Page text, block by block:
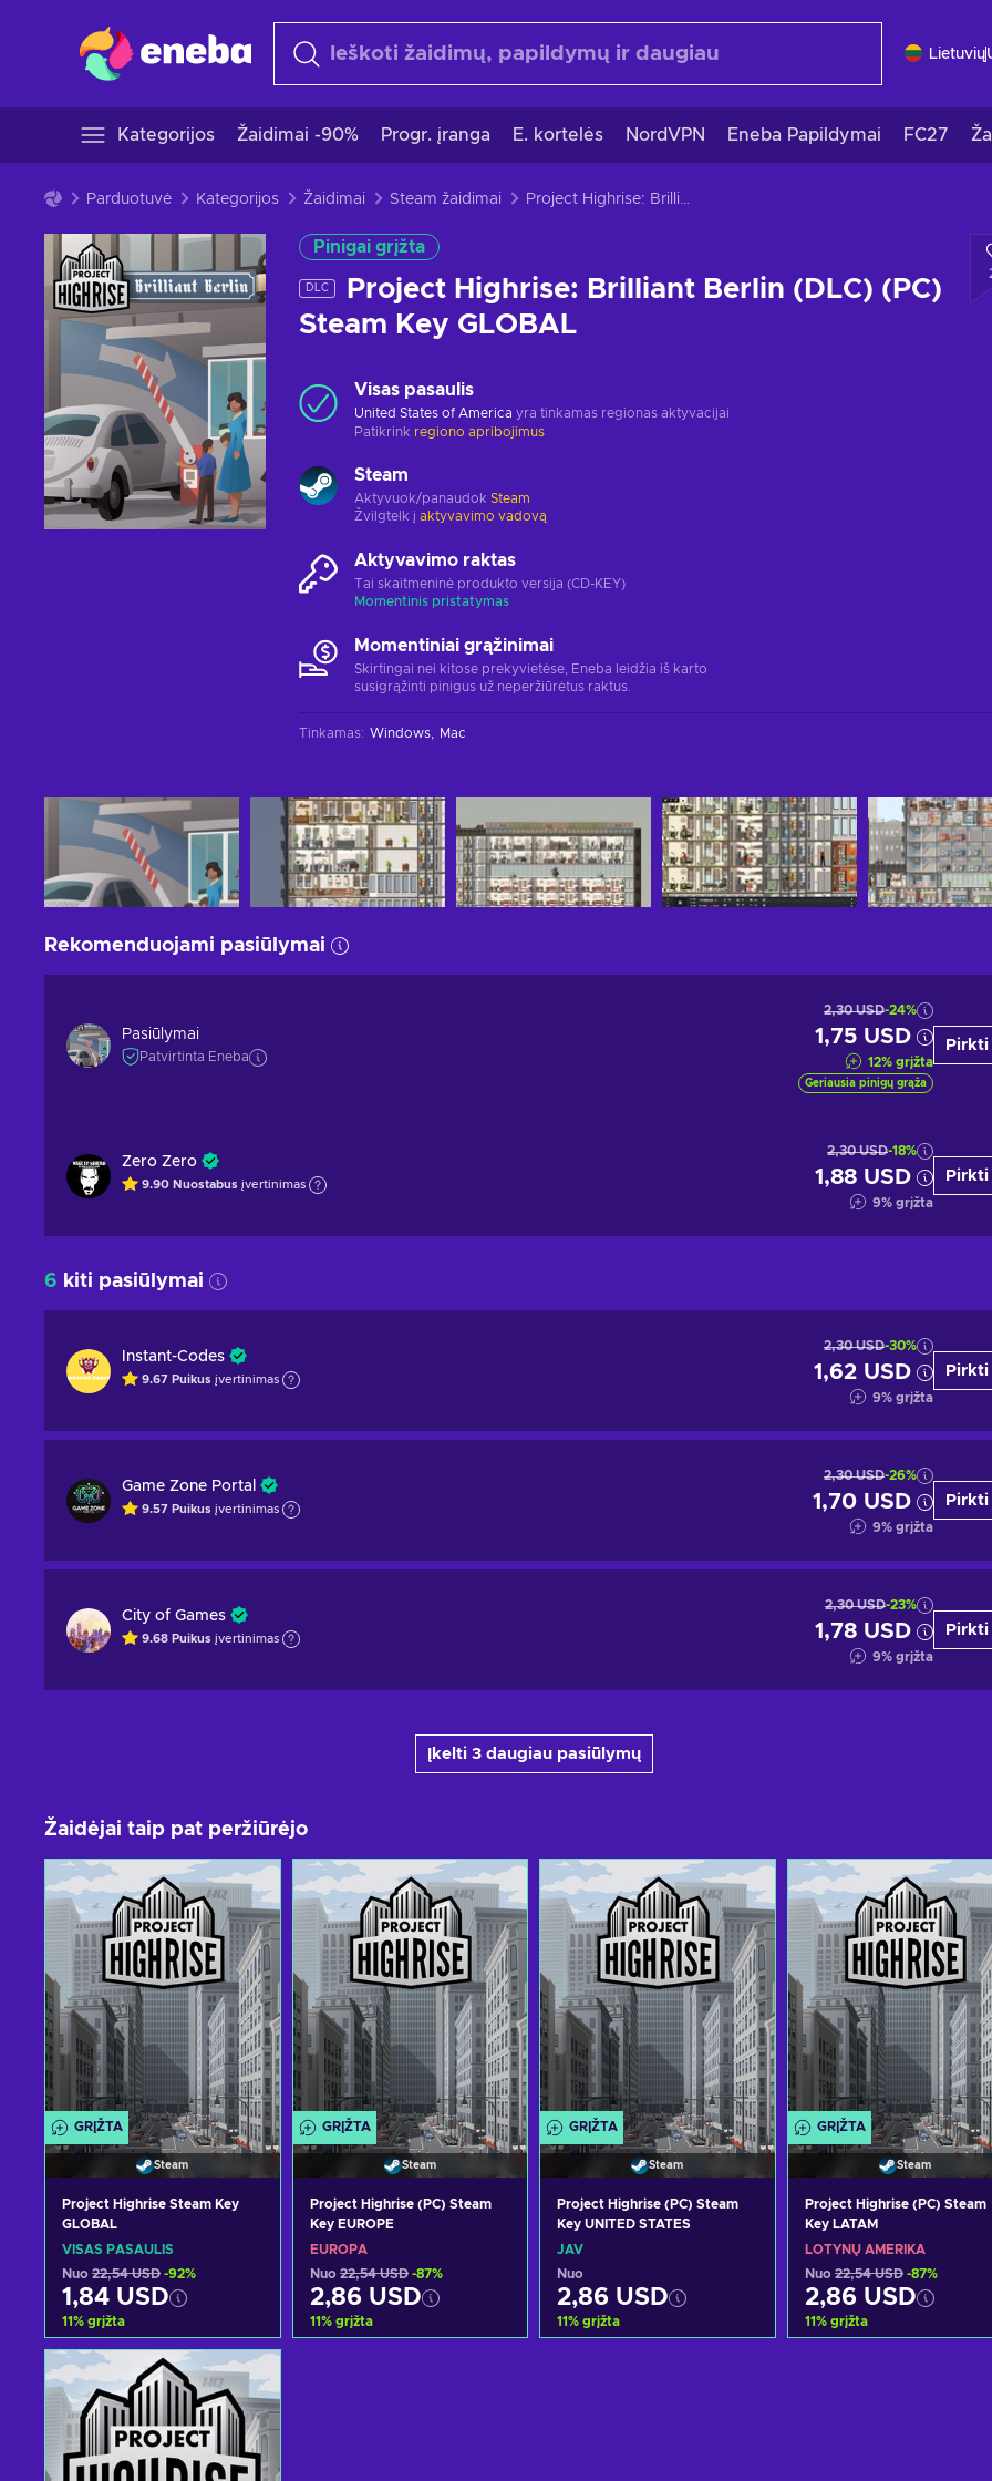
Lietuvių
Kategorijos Žaidimai -90% Progr. įranga E. kortelės NordVPN Eneba Papildymai FC27
Parduotuvė Kategorijos Žaidimai Steam žaidimai Project Highrise: Brilliant Berlin (DLC) (PC) Steam Key GLOBAL
Pinigai grįžta
DLC
Project Highrise: Brilliant Berlin (DLC) (PC)
Steam Key GLOBAL
Visas pasaulis
United States of America yra tinkamas regionas aktyvacijai
Patikrink regiono apribojimus
Steam
Aktyvuok/panaudok Steam
Žvilgtelk į aktyvavimo vadovą
Aktyvavimo raktas
Tai skaitmeninė produkto versija (CD-KEY)
Momentinis pristatymas
Momentiniai grąžinimai
Skirtingai nei kitose prekyvietėse, Eneba leidžia iš karto
susigrąžinti pinigus už neperžiūrėtus raktus.
Tinkamas: Windows Mac
Rekomenduojami pasiūlymai
Pasiūlymai
Patvirtinta Eneba
2,30 USD-24%
1,75 USD
12% grįžta
Geriausia pinigų grąža
Pirkti
Zero Zero
9.90 Nuostabus įvertinimas
2,30 USD-18%
1,88 USD
9% grįžta
Pirkti
6 kiti pasiūlymai
Instant-Codes
9.67 Puikus įvertinimas
2,30 USD-30%
1,62 USD
9% grįžta
Pirkti
Game Zone Portal
9.57 Puikus įvertinimas
2,30 USD-26%
1,70 USD
9% grįžta
Pirkti
City of Games
9.68 Puikus įvertinimas
2,30 USD-23%
1,78 USD
9% grįžta
Pirkti
Įkelti 3 daugiau pasiūlymų
Žaidėjai taip pat peržiūrėjo
GRĮŽTA
Steam
Project Highrise Steam Key
GLOBAL
VISAS PASAULIS
Nuo 22,54 USD -92%
1,84 USD
11% grįžta
Pridėti į krepšelį
Peržiūrėti pasiūlymus
GRĮŽTA
Steam
Project Highrise (PC) Steam
Key EUROPE
EUROPA
Nuo 22,54 USD -87%
2,86 USD
11% grįžta
GRĮŽTA
Steam
Project Highrise (PC) Steam
Key UNITED STATES
JAV
Nuo
2,86 USD
11% grįžta
GRĮŽTA
Steam
Project Highrise (PC) Steam
Key LATAM
LOTYNŲ AMERIKA
Nuo 22,54 USD -87%
2,86 USD
11% grįžta